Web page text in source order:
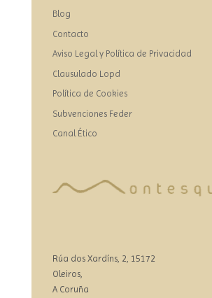
Blog
Contacto
Aviso Legal y Política de Privacidad
Clausulado Lopd
Política de Cookies
Subvenciones Feder
Canal Ético
Rúa dos Xardíns, 2, 15172
Oleiros,
A Coruña